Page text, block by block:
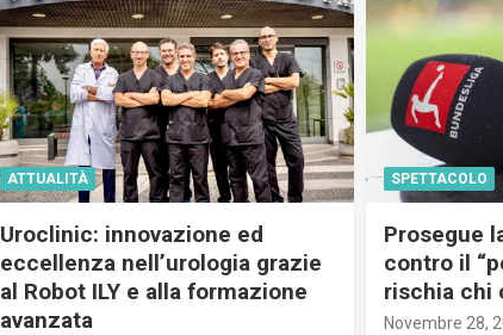
ATTUALITÀ
Uroclinic: innovazione ed
eccellenza nell’urologia grazie
al Robot ILY e alla formazione
avanzata
SPETTACOLO
Prosegue
contro il
rischia chi
Novembre 28,